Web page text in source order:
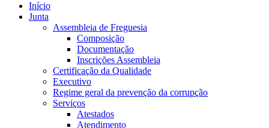
Início
Junta
Assembleia de Freguesia
Composição
Documentação
Inscrições Assembleia
Certificação da Qualidade
Executivo
Regime geral da prevenção da corrupção
Serviços
Atestados
Atendimento